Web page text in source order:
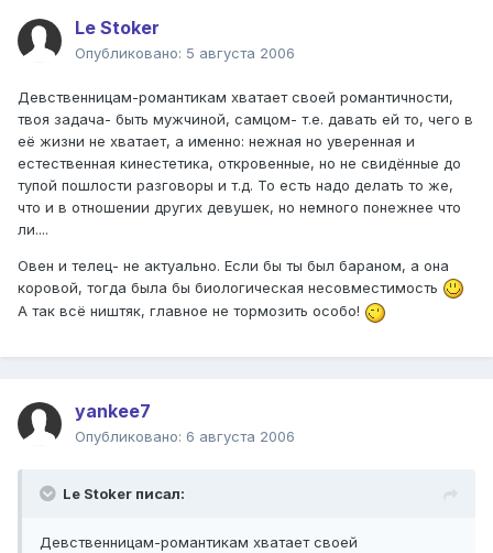
Le Stoker
Опубликовано: 5 августа 2006
Девственницам-романтикам хватает своей романтичности,
твоя задача- быть мужчиной, самцом- т.е. давать ей то, чего в
её жизни не хватает, а именно: нежная но уверенная и
естественная кинестетика, откровенные, но не свидённые до
тупой пошлости разговоры и т.д. То есть надо делать то же,
что и в отношении других девушек, но немного понежнее что
ли....
Овен и телец- не актуально. Если бы ты был бараном, а она
коровой, тогда была бы биологическая несовместимость
А так всё ништяк, главное не тормозить особо!
yankee7
Опубликовано: 6 августа 2006
Le Stoker писал:
Девственницам-романтикам хватает своей